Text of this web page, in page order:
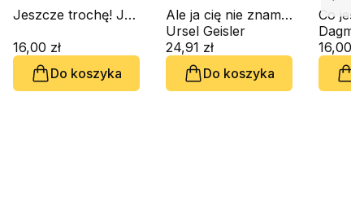
Jeszcze trochę! Jak
16,00 zł
Do koszyka
Ale ja cię nie znam!
Jak odmawiać
obcym
Ursel Geisler
24,91 zł
Do koszyka
Co
Jak
tłumie
16,00